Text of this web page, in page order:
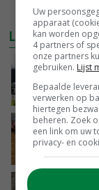
LAATSTE
Uw
apparaat
kan worden
4 partners of
onze partners
gebruiken. Lijst
Bepaalde
verwerken op
hiertegen
beheren. Zoek
een link om uw
privacy- en